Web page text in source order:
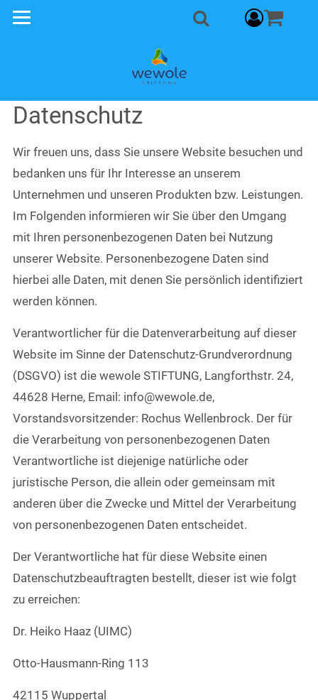
Datenschutz
Wir freuen uns, dass Sie unsere Website besuchen und
bedanken uns für Ihr Interesse an unserem
Unternehmen und unseren Produkten bzw. Leistungen.
Im Folgenden informieren wir Sie über den Umgang
mit Ihren personenbezogenen Daten bei Nutzung
unserer Website. Personenbezogene Daten sind
hierbei alle Daten, mit denen Sie persönlich identifiziert
werden können.
Verantwortlicher für die Datenverarbeitung auf dieser
Website im Sinne der Datenschutz-Grundverordnung
(DSGVO) ist die wewole STIFTUNG, Langforthstr. 24,
44628 Herne, Email: info@wewole.de,
Vorstandsvorsitzender: Rochus Wellenbrock. Der für
die Verarbeitung von personenbezogenen Daten
Verantwortliche ist diejenige natürliche oder
juristische Person, die allein oder gemeinsam mit
anderen über die Zwecke und Mittel der Verarbeitung
von personenbezogenen Daten entscheidet.
Der Verantwortliche hat für diese Website einen
Datenschutzbeauftragten bestellt, dieser ist wie folgt
zu erreichen:
Dr. Heiko Haaz (UIMC)
Otto-Hausmann-Ring 113
42115 Wuppertal